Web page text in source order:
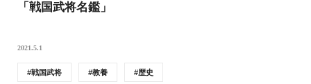
「戦国武将名鑑」
2021.5.1
戦国武将 教養 歴史